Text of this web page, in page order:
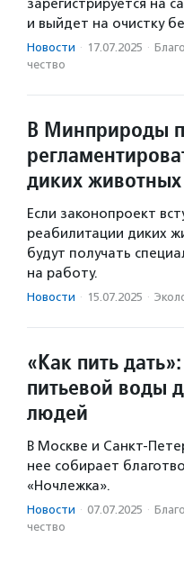
зарегистрируется на
и выйдет на очистку
Новости · 17.07.2025 ·
чест­во
В Минприроды
диких животных
Если законопроект
реабилитации диких
будут получать
на работу.
Новости · 15.07.2025 ·
«Как пить
питьевой воды
людей
В Москве и Санкт-
нее собирает
«Ночлежка».
Новости · 07.07.2025 ·
чест­во